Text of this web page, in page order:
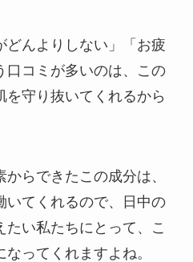
どんよりしない」「お疲
口コミが多いのは、この
を守り抜いてくれるから
らできたこの成分は、
いてくれるので、日中の
い私たちにとって、こ
ってくれますよね。